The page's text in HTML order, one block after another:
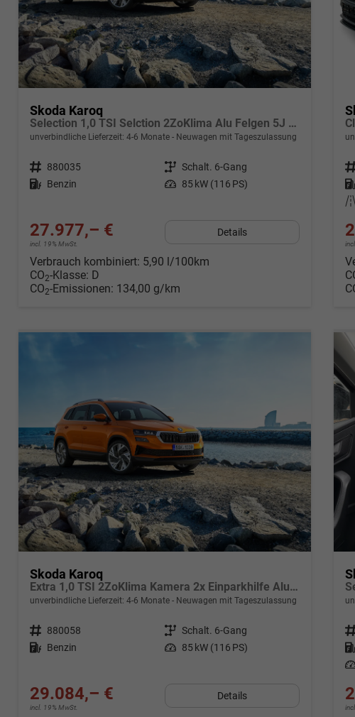
Skoda Karoq
Selection 1,0 TSI Selction 2ZoKlima Alu Felgen 5J Garantie Sitzheizung LED Scheinwerfer Tempomat
unverbindliche Lieferzeit: 4-6 Monate Neuwagen mit Tageszulassung
Fahrzeugnr. 880035 Getriebe Schalt. 6-Gang
Kraftstoff Benzin Leistung 85 kW (116 PS)
27.977,– €
incl. 19% MwSt.
Details
Verbrauch kombiniert: 5,90 l/100km
CO2-Klasse: D
CO2-Emissionen: 134,00 g/km
Kilometerstand
Skoda Karoq
Extra 1,0 TSI 2ZoKlima Kamera 2x Einparkhilfe Alu Felgen 5J Garantie Sitzheizung LED Scheinwerfer ACC
unverbindliche Lieferzeit: 4-6 Monate Neuwagen mit Tageszulassung
Fahrzeugnr. 880058 Getriebe Schalt. 6-Gang
Kraftstoff Benzin Leistung 85 kW (116 PS)
29.084,– €
incl. 19% MwSt.
Details